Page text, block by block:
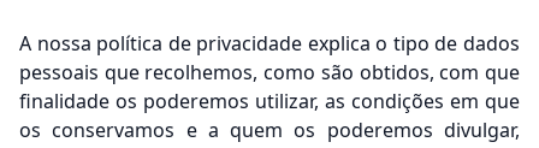
A nossa política de privacidade explica o tipo de dados
pessoais que recolhemos, como são obtidos, com que
finalidade os poderemos utilizar, as condições em que
os conservamos e a quem os poderemos divulgar,